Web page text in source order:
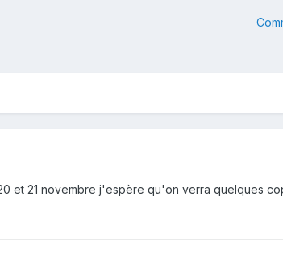
et 21 novembre j'espère qu'on verra quelques